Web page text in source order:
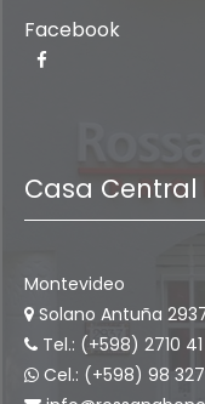
Facebook
Casa Central
Montevideo
Solano Antuña
Tel.: (+598) 2710
Cel.: (+598) 98